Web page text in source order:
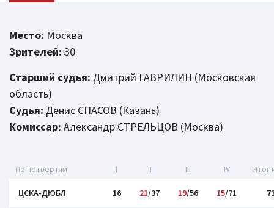
Место: Москва
Зрителей: 30
Старший судья: Дмитрий ГАВРИЛИН (Московская
область)
Судья: Денис СПАСОВ (Казань)
Комиссар: Александр СТРЕЛЬЦОВ (Москва)
По четвертям I II III IV Итог
ЦСКА-ДЮБЛ 16 21/37 19/56 15/71